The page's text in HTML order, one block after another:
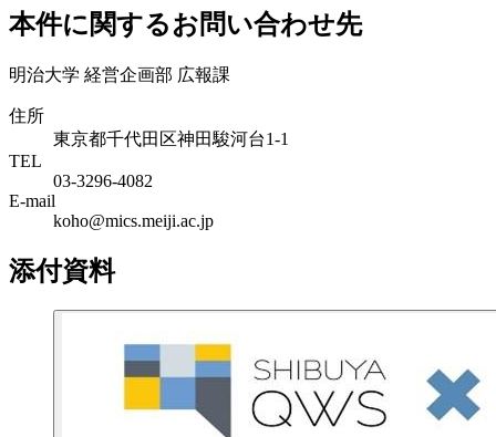
本件に関するお問い合わせ先
明治大学 経営企画部 広報課
住所
東京都千代田区神田駿河台1-1
TEL
03-3296-4082
E-mail
koho@mics.meiji.ac.jp
添付資料